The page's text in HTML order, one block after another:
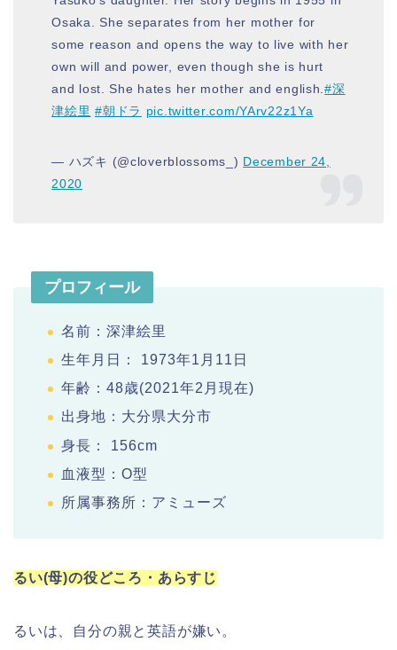
Osaka. She separates from her mother for
some reason and opens the way to live with her
own will and power, even though she is hurt
and lost. She hates her mother and english.#深
津絵里 #朝ドラ pic.twitter.com/YArv22z1Ya
— ハズキ (@cloverblossoms_) December 24,
2020
プロフィール
名前：深津絵里
生年月日： 1973年1月11日
年齢：48歳(2021年2月現在)
出身地：大分県大分市
身長： 156cm
血液型：O型
所属事務所：アミューズ
るい(母)の役どころ・あらすじ
るいは、自分の親と英語が嫌い。